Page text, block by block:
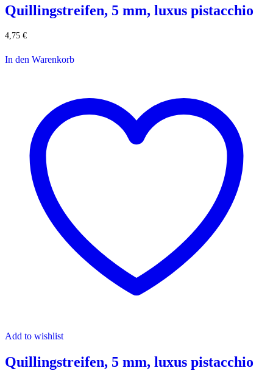
Quillingstreifen, 5 mm, luxus pistacchio
4,75 €
In den Warenkorb
Add to wishlist
Quillingstreifen, 5 mm, luxus pistacchio